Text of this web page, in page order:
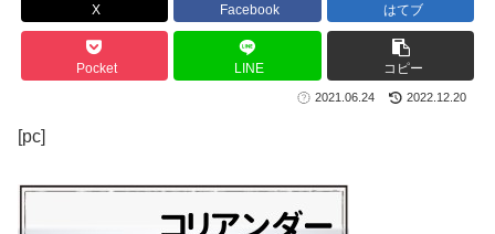
X Facebook はてブ
Pocket LINE コピー
2021.06.24 2022.12.20
[pc]